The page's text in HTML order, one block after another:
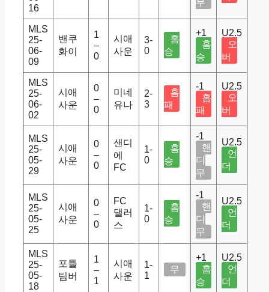
16
MLS
25-
06-
09
밴쿠
화이
1
–
0
시애
사운
3-
0
홈
승
+1
홈
승
U2.5
오
버
MLS
25-
06-
02
시애
사운
0
–
0
미네
유나
2-
3
홈
패
-1
홈
패
U2.5
오
버
MLS
25-
05-
29
시애
사운
0
–
0
샌디
에
FC
1-
0
홈
승
-1
핸
디
무
U2.5
언
더
MLS
25-
05-
25
시애
사운
0
–
0
FC
댈러
스
1-
0
홈
승
-1
핸
디
무
U2.5
언
더
MLS
25-
05-
18
포틀
팀버
1
–
1
시애
사운
1-
1
무
+1
홈
승
U2.5
언
더